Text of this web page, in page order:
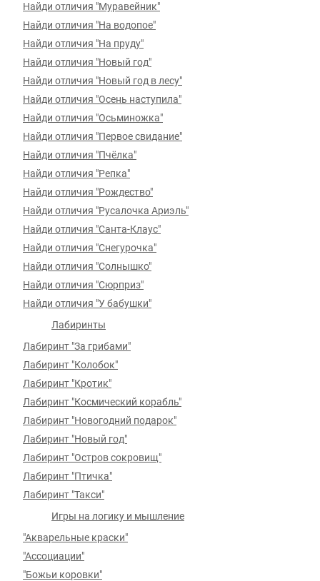
Найди отличия "Муравейник"
Найди отличия "На водопое"
Найди отличия "На пруду"
Найди отличия "Новый год"
Найди отличия "Новый год в лесу"
Найди отличия "Осень наступила"
Найди отличия "Осьминожка"
Найди отличия "Первое свидание"
Найди отличия "Пчёлка"
Найди отличия "Репка"
Найди отличия "Рождество"
Найди отличия "Русалочка Ариэль"
Найди отличия "Санта-Клаус"
Найди отличия "Снегурочка"
Найди отличия "Солнышко"
Найди отличия "Сюрприз"
Найди отличия "У бабушки"
Лабиринты
Лабиринт "За грибами"
Лабиринт "Колобок"
Лабиринт "Кротик"
Лабиринт "Космический корабль"
Лабиринт "Новогодний подарок"
Лабиринт "Новый год"
Лабиринт "Остров сокровищ"
Лабиринт "Птичка"
Лабиринт "Такси"
Игры на логику и мышление
"Акварельные краски"
"Ассоциации"
"Божьи коровки"